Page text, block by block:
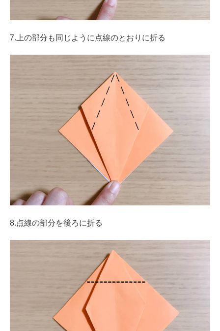
7.上の部分も同じように点線のとおりに折る
8.点線の部分を後ろに折る